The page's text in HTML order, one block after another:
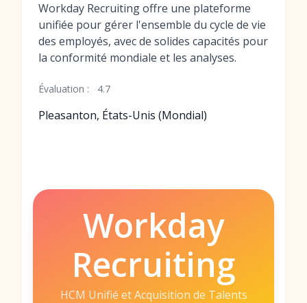
Workday Recruiting offre une plateforme
unifiée pour gérer l'ensemble du cycle de vie
des employés, avec de solides capacités pour
la conformité mondiale et les analyses.
Évaluation : 4.7
Pleasanton, États-Unis (Mondial)
Workday
Recruiting
HCM Unifié et Acquisition de Talents